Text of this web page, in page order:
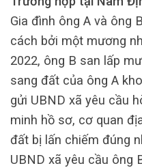
Gia đình ông A và ông
cách bởi một mương
2022, ông B san lấp
sang đất của ông A
gửi UBND xã yêu cầu
minh hồ sơ, cơ quan
đất bị lấn chiếm đúng
UBND xã yêu cầu ông